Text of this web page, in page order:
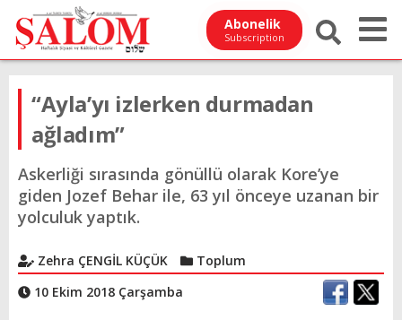
Abonelik
Subscription
“Ayla’yı izlerken durmadan
ağladım”
Askerliği sırasında gönüllü olarak Kore’ye
giden Jozef Behar ile, 63 yıl önceye uzanan bir
yolculuk yaptık.
Zehra ÇENGİL KÜÇÜK
Toplum
10 Ekim 2018 Çarşamba